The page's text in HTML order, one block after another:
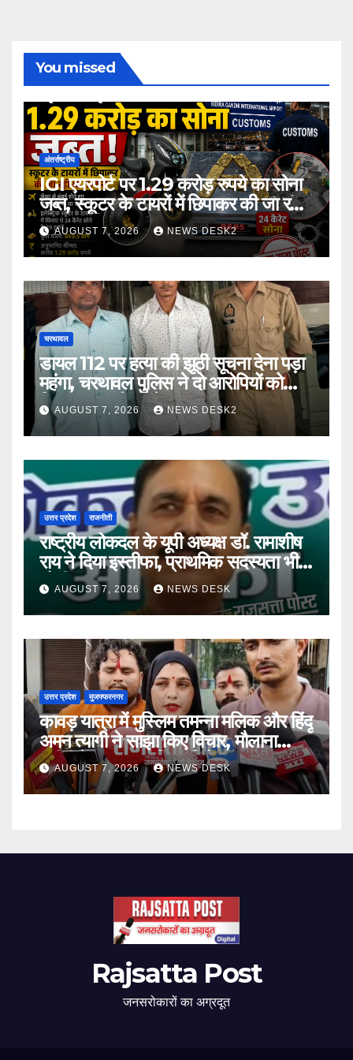
You missed
अंतर्राष्ट्रीय
IGI एयरपोर्ट पर 1.29 करोड़ रुपये का सोना
जब्त, स्कूटर के टायरों में छिपाकर की जा रही
थी तस्करी
AUGUST 7, 2026 NEWS DESK2
चरथावल
डायल 112 पर हत्या की झूठी सूचना देना पड़ा
महंगा, चरथावल पुलिस ने दो आरोपियों को
गिरफ्तार कर भेजा जेल
AUGUST 7, 2026 NEWS DESK2
उत्तर प्रदेश राजनीती
राष्ट्रीय लोकदल के यूपी अध्यक्ष डॉ. रामाशीष
राय ने दिया इस्तीफा, प्राथमिक सदस्यता भी
छोड़ीAUGUST 7, 2026 NEWS DESK
उत्तर प्रदेश मुजफ्फरनगर
कावड़ यात्रा में मुस्लिम तमन्ना मलिक और हिंदू
अमन त्यागी ने साझा किए विचार, मौलाना
रशीदी के बयान का किया विरोध
AUGUST 7, 2026 NEWS DESK
Rajsatta Post
जनसरोकारों का अग्रदूत